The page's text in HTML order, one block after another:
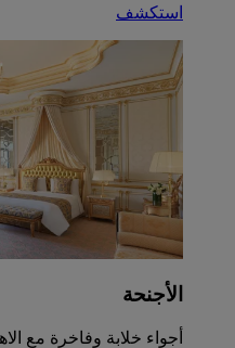
استكشف
الأجنحة
أجواء خلابة وفاخرة مع